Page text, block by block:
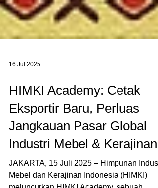
HIMKI Academy: Cetak
Eksportir Baru, Perluas
Jangkauan Pasar Global
Industri Mebel & Kerajinan
JAKARTA, 15 Juli 2025 – Himpunan Industri